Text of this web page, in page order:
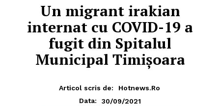
Un migrant irakian
internat cu COVID-19 a
fugit din Spitalul
Municipal Timișoara
Articol scris de:
Hotnews.ro
Data:
30/09/2021